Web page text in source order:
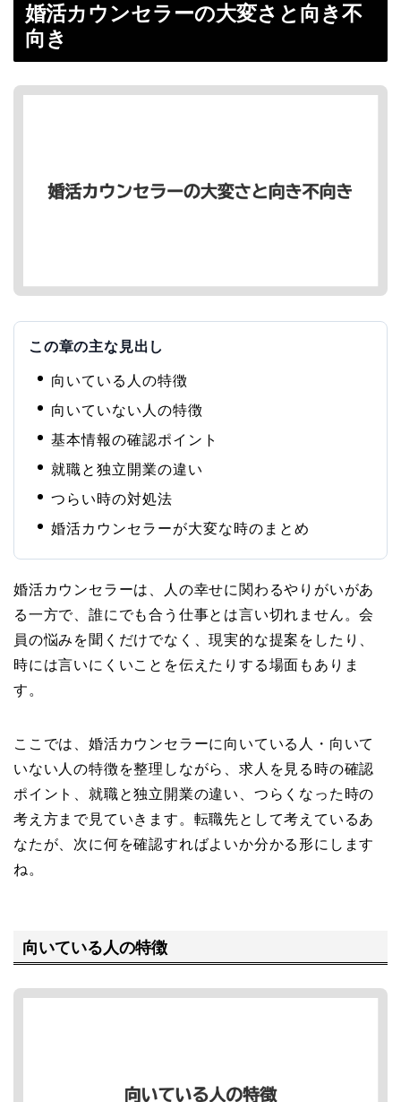
婚活カウンセラーの大変さと向き不
向き
この章の主な見出し
向いている人の特徴
向いていない人の特徴
基本情報の確認ポイント
就職と独立開業の違い
つらい時の対処法
婚活カウンセラーが大変な時のまとめ
婚活カウンセラーは、人の幸せに関わるやりがいがあ
る一方で、誰にでも合う仕事とは言い切れません。会
員の悩みを聞くだけでなく、現実的な提案をしたり、
時には言いにくいことを伝えたりする場面もありま
す。
ここでは、婚活カウンセラーに向いている人・向いて
いない人の特徴を整理しながら、求人を見る時の確認
ポイント、就職と独立開業の違い、つらくなった時の
考え方まで見ていきます。転職先として考えているあ
なたが、次に何を確認すればよいか分かる形にします
ね。
向いている人の特徴